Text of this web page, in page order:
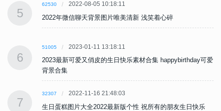
5
62530 2022-08-05 10:18:11
2022年微信聊天背景图片唯美清新 浅笑着心碎
6
51005 2023-01-11 13:18:11
2023最新可爱又俏皮的生日快乐素材合集 happybirthday可爱
背景合集
7
32307 2022-11-16 21:48:03
生日蛋糕图片大全2022最新版个性 祝所有的朋友生日快乐